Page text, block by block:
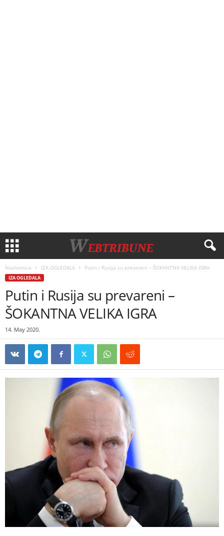
Naslovnica IZA OGLEDALA Putin i Rusija su prevareni – ŠOKANTNA VELIKA IGRA
IZA OGLEDALA
Putin i Rusija su prevareni –
ŠOKANTNA VELIKA IGRA
14. May 2020.